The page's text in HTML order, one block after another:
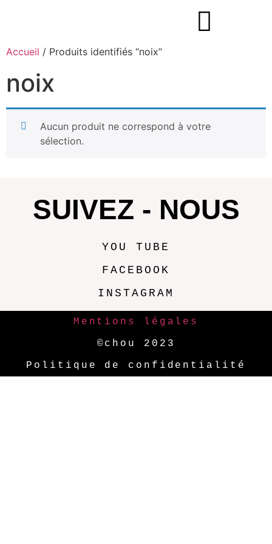
Accueil / Produits identifiés “noix”
noix
Aucun produit ne correspond à votre
sélection.
SUIVEZ - NOUS
YOU TUBE
FACEBOOK
INSTAGRAM
Mentions légales
©chou 2023
Politique de confidentialité